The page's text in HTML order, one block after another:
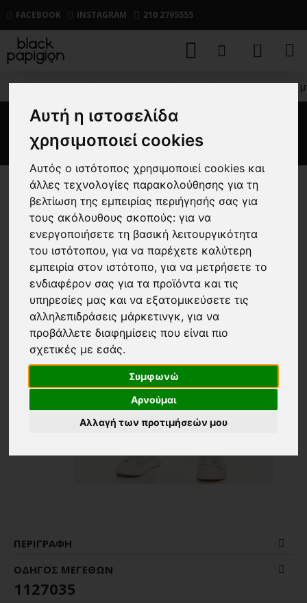
Αυτή η ιστοσελίδα
χρησιμοποιεί cookies
Αυτός ο ιστότοπος χρησιμοποιεί cookies και
άλλες τεχνολογίες παρακολούθησης για τη
βελτίωση της εμπειρίας περιήγησής σας για
τους ακόλουθους σκοπούς:για να
ενεργοποιήσετε τη βασική λειτουργικότητα
του ιστότοπου,για να παρέχετε καλύτερη
εμπειρία στον ιστότοπο,για να μετρήσετε το
ενδιαφέρον σας για τα προϊόντα και τις
υπηρεσίες μας και να εξατομικεύσετε τις
αλληλεπιδράσεις μάρκετινγκ,για να
προβάλλετε διαφημίσεις που είναι πιο
σχετικές με εσάς.
Συμφωνώ
Αρνούμαι
Αλλαγή των προτιμήσεών μου
FACEBOOK INSTAGRAM 210 2795555
ΑΝΔΡΙΚΑ ΠΑΝΤΕΛΟΝΙΑ ΤΖΙΝ Jeans JacknJones
Jeans JacknJones μπλε
ΠΕΡΙΓΡΑΦΉ
ΟΔΗΓΌΣ ΜΕΓΕΘΏΝ
1127035